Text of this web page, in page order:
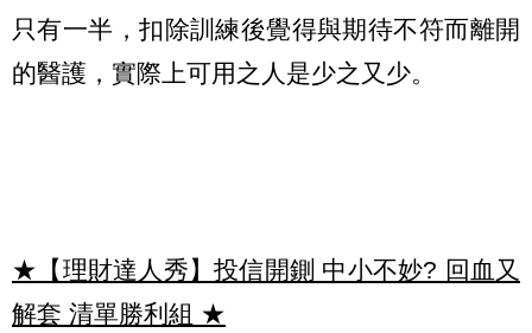
只有一半，扣除訓練後覺得與期待不符而離開
的醫護，實際上可用之人是少之又少。
★【理財達人秀】投信開鍘 中小不妙? 回血又
解套 清單勝利組 ★